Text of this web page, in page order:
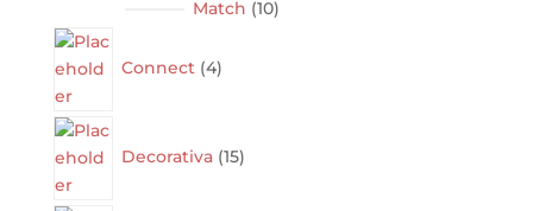
Match 1010
Connect 4products
Decorativa 15products